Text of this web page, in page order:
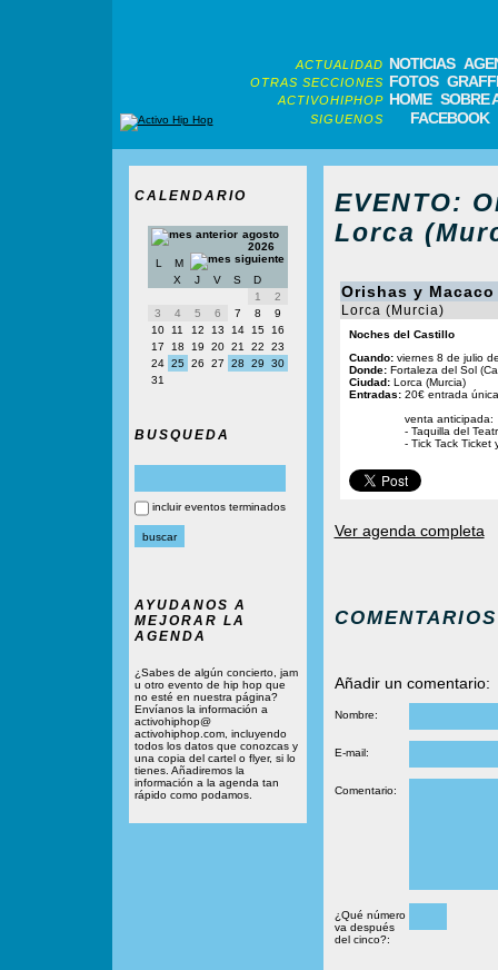
ACTUALIDAD NOTICIAS
OTRAS SECCIONES FOTOS
ACTIVOHIPHOP HOME SOBRE
SIGUENOS FACEBOOK
CALENDARIO
agosto
2026
L
M
X
J V S
D
1
2
3
4 5 6 7 8
9
10
11 12 13 14 15
16
17
18 19 20 21 22
23
24 25 26 27 28 29
30
31
BUSQUEDA
incluir eventos terminados
AYUDANOS A
MEJORAR LA
AGENDA
¿Sabes de algún concierto, jam
u otro evento de hip hop que
no esté en nuestra página?
Envíanos la información a
activohiphop@
activohiphop.com, incluyendo
todos los datos que conozcas y
una copia del cartel o flyer, si lo
tienes. Añadiremos la
información a la agenda tan
rápido como podamos.
EVENTO:
Lorca
Orishas y Macaco
Lorca (Murcia)
Noches del Castillo
Cuando:viernes 8 de julio
Donde:Fortaleza del Sol
Ciudad:Lorca (Murcia)
Entradas: 20€ entrada única
venta anticipada:
- Taquilla del
- Tick Tack
Ver agenda completa
COMENTARIOS
Añadir un comentario:
Nombre:
E-mail:
Comentario:
¿Qué número
va después
del cinco?: